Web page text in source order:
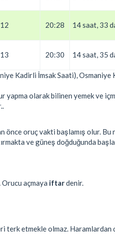
20:28 14 saat, 33
20:30 14 saat, 35
Kadirli İmsak Saati), Osmaniye
yapma olarak bilinen yemek ve
önce oruç vakti başlamış olur. Bu
ve güneş doğduğunda
Orucu açmaya iftardenir.
terk etmekle olmaz. Haramlardan